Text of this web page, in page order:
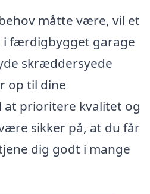
måtte være, vil et
i færdigbygget garage
skræddersyede
op til dine
at prioritere kvalitet og
sikker på, at du får
dig godt i mange